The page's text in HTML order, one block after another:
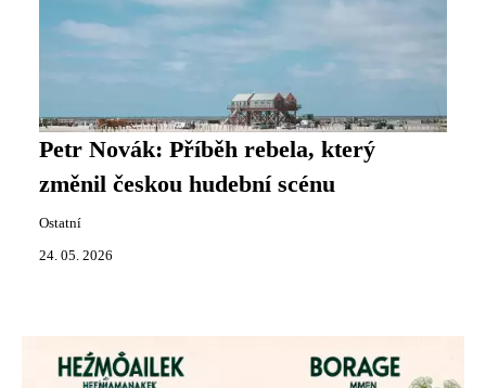
Petr Novák: Příběh rebela, který
změnil českou hudební scénu
Ostatní
24. 05. 2026